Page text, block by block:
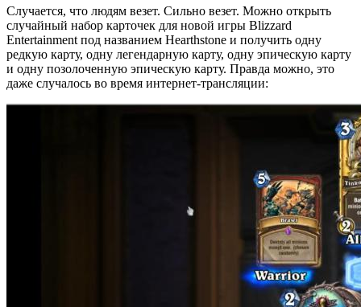
Случается, что людям везет. Сильно везет. Можно открыть
случайный набор карточек для новой игры Blizzard
Entertainment под названием Hearthstone и получить одну
редкую карту, одну легендарную карту, одну эпическую карту
и одну позолоченную эпическую карту. Правда можно, это
даже случалось во время интернет-трансляции: